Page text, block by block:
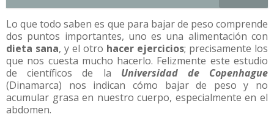
Lo que todo saben es que para bajar de peso comprende
dos puntos importantes, uno es una alimentación con
dieta sana, y el otro hacer ejercicios; precisamente los
que nos cuesta mucho hacerlo. Felizmente este estudio
de científicos de la Universidad de Copenhague
(Dinamarca) nos indican cómo bajar de peso y no
acumular grasa en nuestro cuerpo, especialmente en el
abdomen.